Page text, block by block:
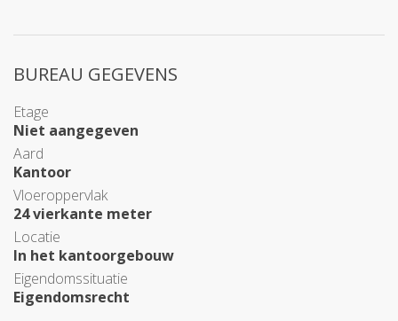
BUREAU GEGEVENS
Etage
Niet aangegeven
Aard
Kantoor
Vloeroppervlak
24 vierkante meter
Locatie
In het kantoorgebouw
Eigendomssituatie
Eigendomsrecht